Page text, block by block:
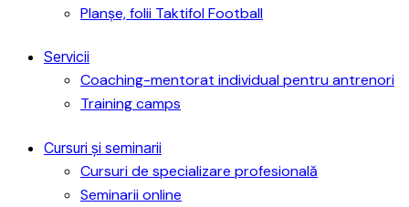
Planșe, folii Taktifol Football
Servicii
Coaching-mentorat individual pentru antrenori
Training camps
Cursuri și seminarii
Cursuri de specializare profesională
Seminarii online